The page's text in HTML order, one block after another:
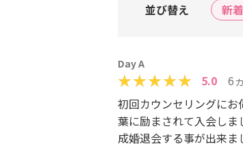
並び替え 新
Day A
5.0
6
初回カウンセリングに
葉に励まされて入会し
成婚退会する事が出来